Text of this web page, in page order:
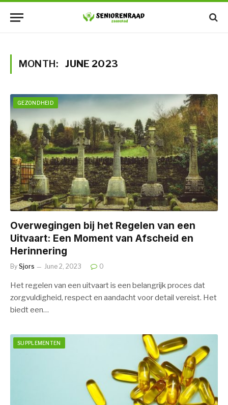
MONTH: JUNE 2023
GEZONDHEID
Overwegingen bij het Regelen van een
Uitvaart: Een Moment van Afscheid en
Herinnering
By Sjors June 2, 2023 0
Het regelen van een uitvaart is een belangrijk proces dat
zorgvuldigheid, respect en aandacht voor detail vereist. Het
biedt een…
SUPPLEMENTEN